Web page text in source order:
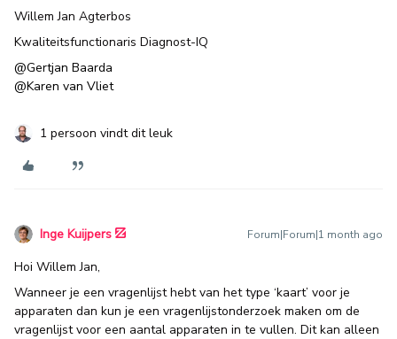
Willem Jan Agterbos
Kwaliteitsfunctionaris Diagnost-IQ
@Gertjan Baarda
@Karen van Vliet
1 persoon vindt dit leuk
Inge Kuijpers Forum|Forum|1 month ago
Hoi Willem Jan,
Wanneer je een vragenlijst hebt van het type ‘kaart’ voor je
apparaten dan kun je een vragenlijstonderzoek maken om de
vragenlijst voor een aantal apparaten in te vullen. Dit kan alleen